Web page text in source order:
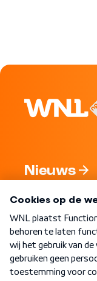
Nieuws
Word Lid